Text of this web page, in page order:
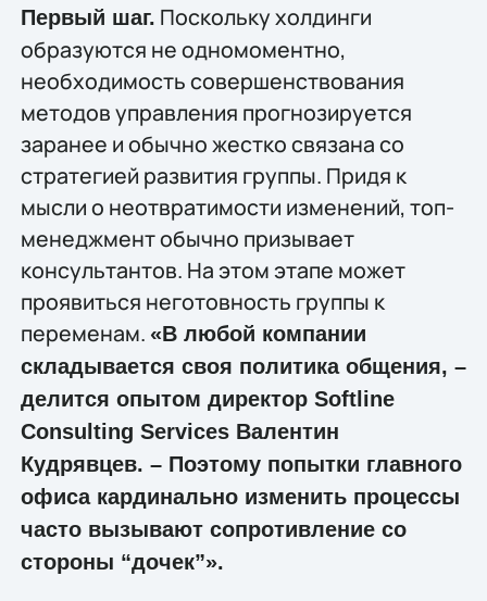
Первый шаг. Поскольку холдинги
образуются не одномоментно,
необходимость совершенствования
методов управления прогнозируется
заранее и обычно жестко связана со
стратегией развития группы. Придя к
мысли о неотвратимости изменений, топ-
менеджмент обычно призывает
консультантов. На этом этапе может
проявиться неготовность группы к
переменам. «В любой компании
складывается своя политика общения, –
делится опытом директор Softline
Consulting Services Валентин
Кудрявцев. – Поэтому попытки главного
офиса кардинально изменить процессы
часто вызывают сопротивление со
стороны “дочек”».